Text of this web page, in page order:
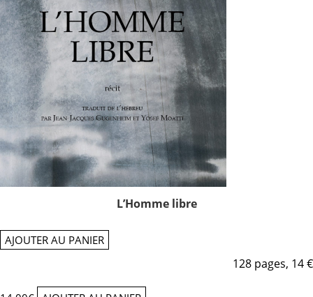
L’Homme libre
AJOUTER AU PANIER
128 pages, 14 €